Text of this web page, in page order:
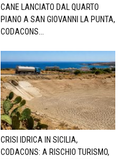
CANE LANCIATO DAL QUARTO
PIANO A SAN GIOVANNI LA PUNTA,
CODACONS...
CRISI IDRICA IN SICILIA,
CODACONS: A RISCHIO TURISMO,